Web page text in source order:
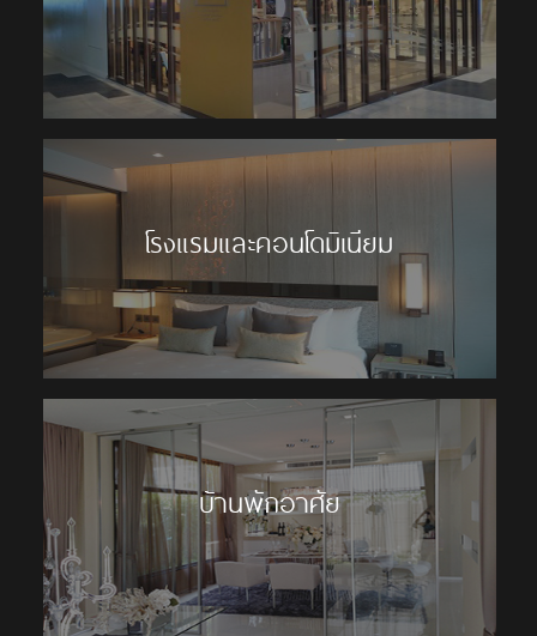
โรงแรมและคอนโดมิเนียม
บ้านพักอาศัย